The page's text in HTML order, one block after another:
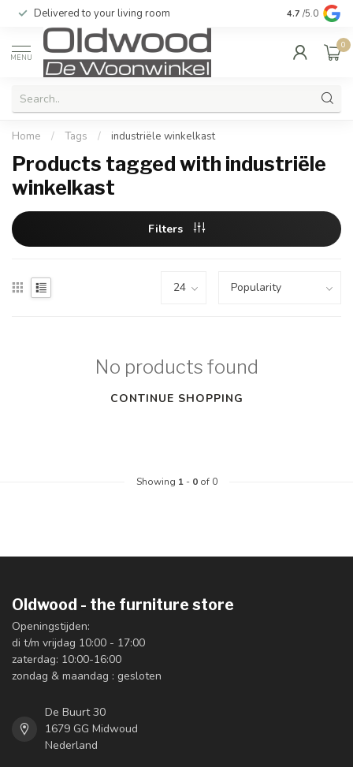
Delivered to your living room Quality &
4.7 /5.0
MENU
0
Home / Tags / industriële winkelkast
Products tagged with industriële
winkelkast
Filters
No products found
CONTINUE SHOPPING
Showing 1- 0of 0
Oldwood - the furniture store
Openingstijden:
di t/m vrijdag 10:00 - 17:00
zaterdag: 10:00-16:00
zondag & maandag : gesloten
De Buurt 30
1679 GG Midwoud
Nederland